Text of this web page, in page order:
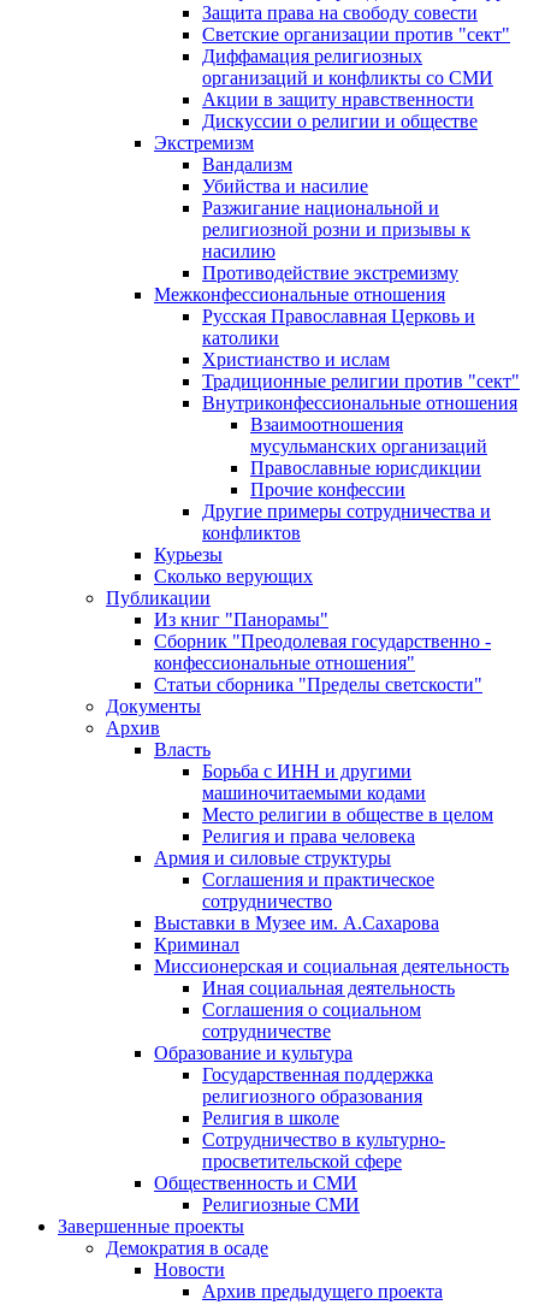
Защита права на свободу совести
Светские организации против "сект"
Диффамация религиозных
организаций и конфликты со СМИ
Акции в защиту нравственности
Дискуссии о религии и обществе
Экстремизм
Вандализм
Убийства и насилие
Разжигание национальной и
религиозной розни и призывы к
насилию
Противодействие экстремизму
Межконфессиональные отношения
Русская Православная Церковь и
католики
Христианство и ислам
Традиционные религии против "сект"
Внутриконфессиональные отношения
Взаимоотношения
мусульманских организаций
Православные юрисдикции
Прочие конфессии
Другие примеры сотрудничества и
конфликтов
Курьезы
Сколько верующих
Публикации
Из книг "Панорамы"
Сборник "Преодолевая государственно -
конфессиональные отношения"
Статьи сборника "Пределы светскости"
Документы
Архив
Власть
Борьба с ИНН и другими
машиночитаемыми кодами
Место религии в обществе в целом
Религия и права человека
Армия и силовые структуры
Соглашения и практическое
сотрудничество
Выставки в Музее им. А.Сахарова
Криминал
Миссионерская и социальная деятельность
Иная социальная деятельность
Соглашения о социальном
сотрудничестве
Образование и культура
Государственная поддержка
религиозного образования
Религия в школе
Сотрудничество в культурно-
просветительской сфере
Общественность и СМИ
Религиозные СМИ
Завершенные проекты
Демократия в осаде
Новости
Архив предыдущего проекта